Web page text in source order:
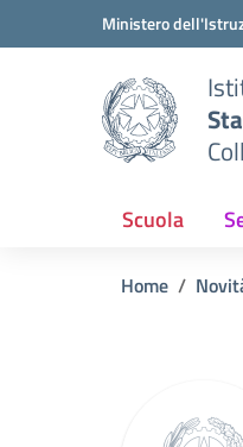
Vai ai contenuti
Vai al menu di navigazione
Ministero
Scuola
Home